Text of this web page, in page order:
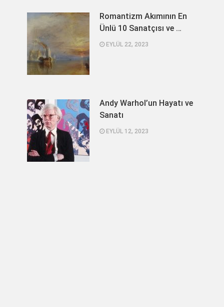
Romantizm Akımının En
Ünlü 10 Sanatçısı ve …
EYLÜL 22, 2023
Andy Warhol’un Hayatı ve
Sanatı
EYLÜL 12, 2023